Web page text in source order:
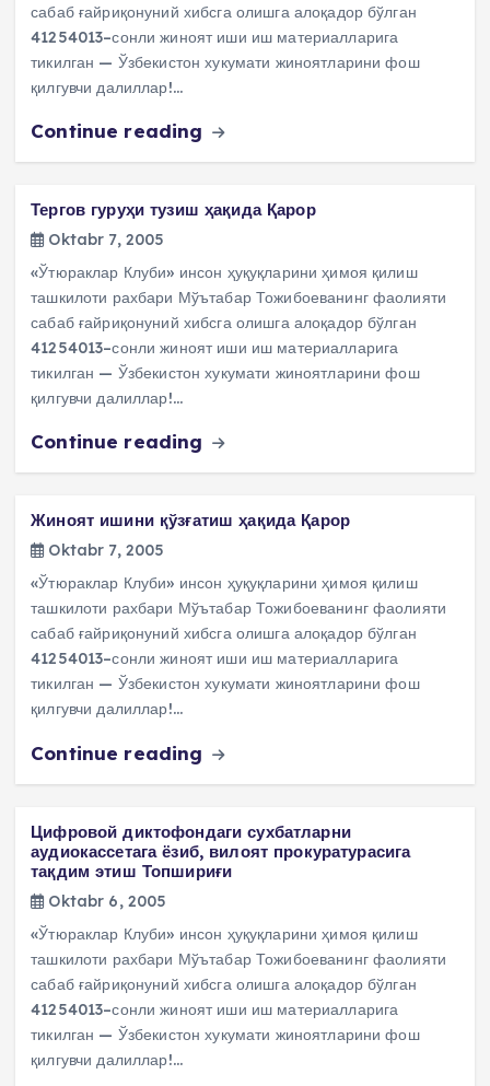
сабаб ғайриқонуний хибсга олишга алоқадор бўлган
41254013–сонли жиноят иши иш материалларига
тикилган — Ўзбекистон хукумати жиноятларини фош
қилгувчи далиллар!…
Continue reading
Тергов гуруҳи тузиш ҳақида Қарор
Oktabr 7, 2005
«Ўтюраклар Клуби» инсон ҳуқуқларини ҳимоя қилиш
ташкилоти рахбари Мўътабар Тожибоеванинг фаолияти
сабаб ғайриқонуний хибсга олишга алоқадор бўлган
41254013–сонли жиноят иши иш материалларига
тикилган — Ўзбекистон хукумати жиноятларини фош
қилгувчи далиллар!…
Continue reading
Жиноят ишини қўзғатиш ҳақида Қарор
Oktabr 7, 2005
«Ўтюраклар Клуби» инсон ҳуқуқларини ҳимоя қилиш
ташкилоти рахбари Мўътабар Тожибоеванинг фаолияти
сабаб ғайриқонуний хибсга олишга алоқадор бўлган
41254013–сонли жиноят иши иш материалларига
тикилган — Ўзбекистон хукумати жиноятларини фош
қилгувчи далиллар!…
Continue reading
Цифровой диктофондаги сухбатларни
аудиокассетага ёзиб, вилоят прокуратурасига
тақдим этиш Топшириғи
Oktabr 6, 2005
«Ўтюраклар Клуби» инсон ҳуқуқларини ҳимоя қилиш
ташкилоти рахбари Мўътабар Тожибоеванинг фаолияти
сабаб ғайриқонуний хибсга олишга алоқадор бўлган
41254013–сонли жиноят иши иш материалларига
тикилган — Ўзбекистон хукумати жиноятларини фош
қилгувчи далиллар!…